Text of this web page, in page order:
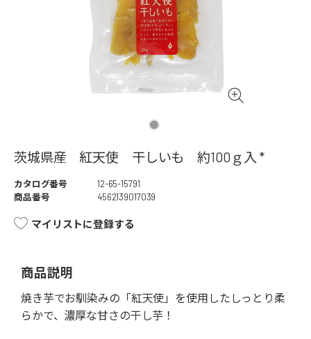
茨城県産 紅天使 干しいも 約100ｇ入 *
カタログ番号
12-65-15791
商品番号
4562139017039
マイリストに登録する
商品説明
焼き芋でお馴染みの「紅天使」を使用したしっとり柔
らかで、濃厚な甘さの干し芋！